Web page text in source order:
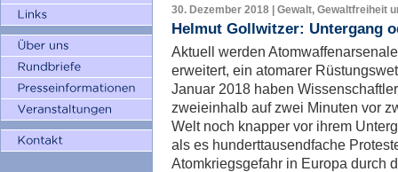
30. Dezember 2018 | Gewalt, Gewaltfreiheit
Helmut Gollwitzer: Untergang
Aktuell werden
erweitert, ein atomarer
Januar 2018 haben
zweieinhalb auf zwei Minuten vor
Welt noch knapper vor ihrem
als es hunderttausendfache
Atomkriegsgefahr in Europa durch